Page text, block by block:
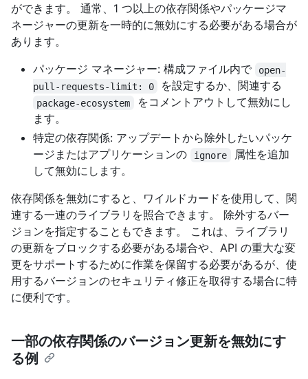
ができます。 通常、1 つ以上の依存関係やパッケージマ
ネージャーの更新を一時的に無効にする必要がある場合が
あります。
パッケージ マネージャー: 構成ファイル内で
open-
pull-requests-limit: 0
を設定するか、関連する
package-ecosystem
をコメントアウトして無効にし
ます。
特定の依存関係: アップデートから除外したいパッケ
ージまたはアプリケーションの
ignore
属性を追加
して無効にします。
依存関係を無効にすると、ワイルドカードを使用して、関
連する一連のライブラリを照合できます。 除外するバー
ジョンを指定することもできます。 これは、ライブラリ
の更新をブロックする必要がある場合や、API の重大な変
更をサポートするために作業を保留する必要があるが、使
用するバージョンのセキュリティ修正を取得する場合に特
に便利です。
一部の依存関係のバージョン更新を無効にす
る例